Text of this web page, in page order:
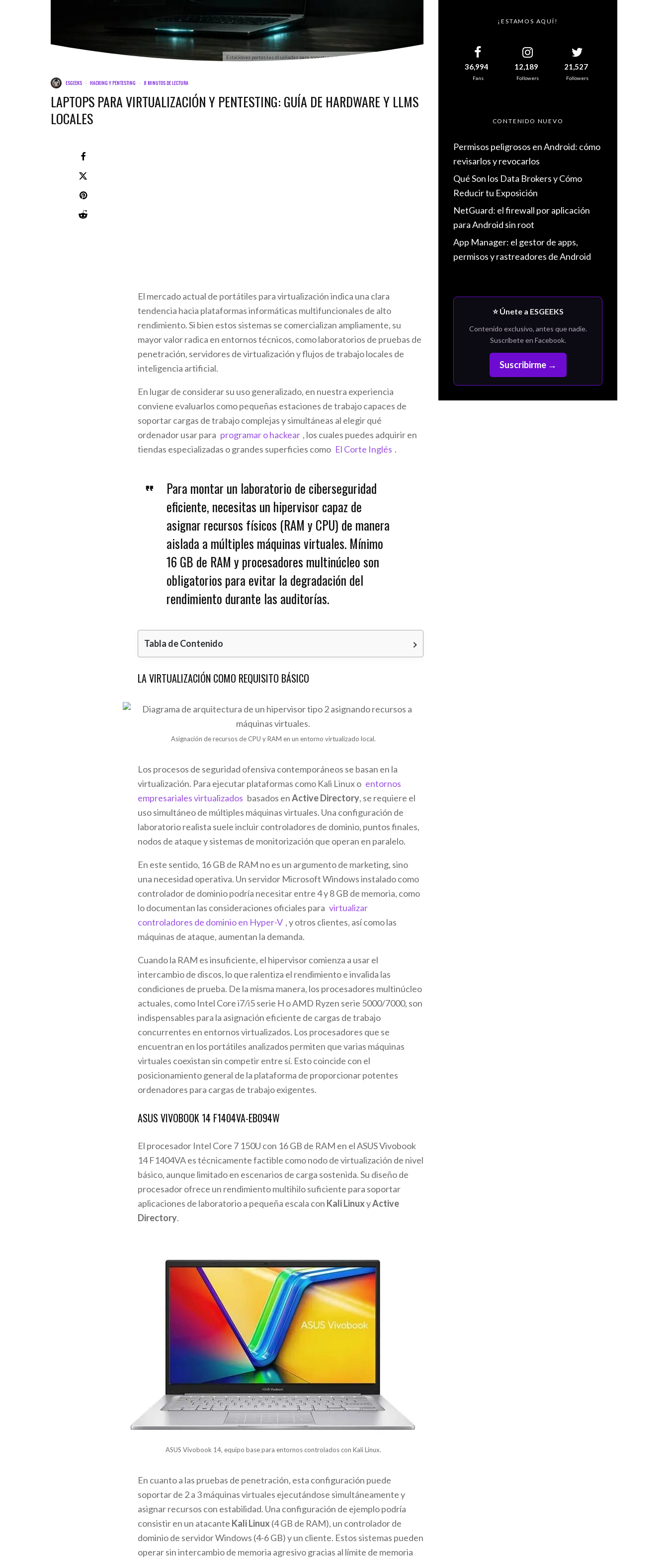
Estaciones portátiles diseñadas para soportar entornos de virtualización y pentesting.
ESGEEKS · HACKING Y PENTESTING · 8 MINUTOS DE LECTURA
LAPTOPS PARA VIRTUALIZACIÓN Y PENTESTING: GUÍA DE HARDWARE Y LLMS
LOCALES
El mercado actual de portátiles para virtualización indica una clara
tendencia hacia plataformas informáticas multifuncionales de alto
rendimiento. Si bien estos sistemas se comercializan ampliamente, su
mayor valor radica en entornos técnicos, como laboratorios de pruebas de
penetración, servidores de virtualización y flujos de trabajo locales de
inteligencia artificial.
En lugar de considerar su uso generalizado, en nuestra experiencia
conviene evaluarlos como pequeñas estaciones de trabajo capaces de
soportar cargas de trabajo complejas y simultáneas al elegir qué
ordenador usar para programar o hackear , los cuales puedes adquirir en
tiendas especializadas o grandes superficies como El Corte Inglés .
Para montar un laboratorio de ciberseguridad
eficiente, necesitas un hipervisor capaz de
asignar recursos físicos (RAM y CPU) de manera
aislada a múltiples máquinas virtuales. Mínimo
16 GB de RAM y procesadores multinúcleo son
obligatorios para evitar la degradación del
rendimiento durante las auditorías.
Tabla de Contenido
LA VIRTUALIZACIÓN COMO REQUISITO BÁSICO
Asignación de recursos de CPU y RAM en un entorno virtualizado local.
Los procesos de seguridad ofensiva contemporáneos se basan en la
virtualización. Para ejecutar plataformas como Kali Linux o entornos
empresariales virtualizados basados ​​enActive Directory, se requiere el
uso simultáneo de múltiples máquinas virtuales. Una configuración de
laboratorio realista suele incluir controladores de dominio, puntos finales,
nodos de ataque y sistemas de monitorización que operan en paralelo.
En este sentido, 16 GB de RAM no es un argumento de marketing, sino
una necesidad operativa. Un servidor Microsoft Windows instalado como
controlador de dominio podría necesitar entre 4 y 8 GB de memoria, como
lo documentan las consideraciones oficiales para virtualizar
controladores de dominio en Hyper-V , y otros clientes, así como las
máquinas de ataque, aumentan la demanda.
Cuando la RAM es insuficiente, el hipervisor comienza a usar el
intercambio de discos, lo que ralentiza el rendimiento e invalida las
condiciones de prueba. De la misma manera, los procesadores multinúcleo
actuales, como Intel Core i7/i5 serie H o AMD Ryzen serie 5000/7000, son
indispensables para la asignación eficiente de cargas de trabajo
concurrentes en entornos virtualizados. Los procesadores que se
encuentran en los portátiles analizados permiten que varias máquinas
virtuales coexistan sin competir entre sí. Esto coincide con el
posicionamiento general de la plataforma de proporcionar potentes
ordenadores para cargas de trabajo exigentes.
ASUS VIVOBOOK 14 F1404VA-EB094W
El procesador Intel Core 7 150U con 16 GB de RAM en el ASUS Vivobook
14 F1404VA es técnicamente factible como nodo de virtualización de nivel
básico, aunque limitado en escenarios de carga sostenida. Su diseño de
procesador ofrece un rendimiento multihilo suficiente para soportar
aplicaciones de laboratorio a pequeña escala con Kali LinuxyActive
Directory.
ASUS Vivobook 14, equipo base para entornos controlados con Kali Linux.
En cuanto a las pruebas de penetración, esta configuración puede
soportar de 2 a 3 máquinas virtuales ejecutándose simultáneamente y
asignar recursos con estabilidad. Una configuración de ejemplo podría
consistir en un atacante Kali Linux (4 GB de RAM), un controlador de
dominio de servidor Windows (4-6 GB) y un cliente. Estos sistemas pueden
operar sin intercambio de memoria agresivo gracias al límite de memoria
¡ESTAMOS AQUÍ!
36,994
Fans
12,189
Followers
21,527
Followers
CONTENIDO NUEVO
Permisos peligrosos en Android: cómo
revisarlos y revocarlos
Qué Son los Data Brokers y Cómo
Reducir tu Exposición
NetGuard: el firewall por aplicación
para Android sin root
App Manager: el gestor de apps,
permisos y rastreadores de Android
⭐ Únete a ESGEEKS
Contenido exclusivo, antes que nadie.
Suscríbete en Facebook.
Suscribirme →